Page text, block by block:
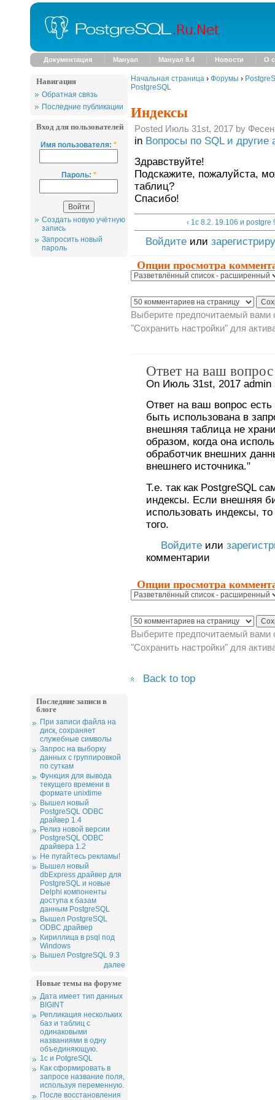
Документация Мануал Мануал 8.4 Новости О
Навигация
Обратная связь
Последние публикации
Вход для пользователей
Имя пользователя:*
Пароль: *
Создать новую учётную
запись
Запросить новый
пароль
Начальная страница› Форумы ›
PostgreSQL
Индексы
Posted Июль 31st, 2017 by
in Вопросы по SQL и другие
Здравствуйте!
Подскажите, пожалуйста,
таблиц?
Спасибо!
‹ 1с 8.2. 19.106 и postgre
Войдитеили
Опции просмотра
Выберите предпочитаемый вами
"Сохранить настройки" для
Ответ на ваш вопрос
On Июль 31st, 2017 admin
Ответ на ваш вопрос
быть использована в
внешняя таблица не
образом, когда она
обработчик внешних
внешнего источника."
Т.е. так как PostgreSQL
индексы. Если внешняя
использовать индексы,
того.
Войдитеили
комментарии
Опции просмотра
Выберите предпочитаемый вами
"Сохранить настройки" для
Back to top
Последние записи в
блоге
При записи файла на
диск, сохраняет
служебные символы
Запрос на выборку
данных с группировкой
по суткам
Функция для вывода
текущего времени в
формате unixtime
Вышел новый
PostgreSQL ODBC
драйвер 1.4
Релиз новой версии
PostgreSQL ODBC
драйвера 1.2
Не пугайтесь рекламы!
Вышел новый
dbExpress драйвер для
PostgreSQL и новые
Delphi компоненты
доступа к базам
данным PostgreSQL
Вышел PostgreSQL
ODBC драйвер
Кириллица в psql под
Windows
Вышел PostgreSQL 9.3
далее
Новые темы на форуме
Дата имеет тип данных
BIGINT
Репликация нескольких
баз и таблиц с
одинаковыми
названиями в одну
объединяющую.
1c и PotgreSQL
Как сформировать в
запросе название поля,
используя переменную.
После восстановления